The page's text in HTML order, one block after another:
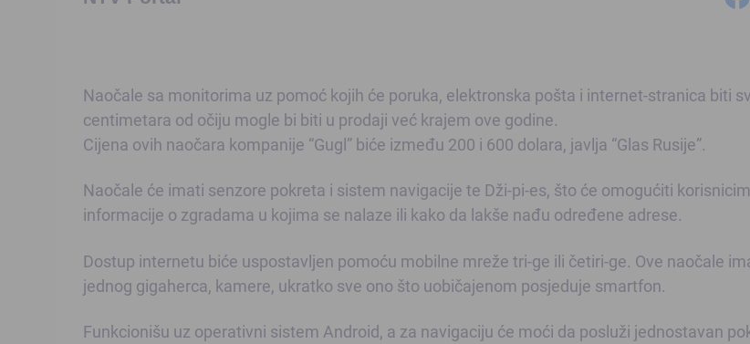
Naočale sa monitorima uz pomoć kojih će poruka, elektronska pošta i internet-stranica biti
centimetara od očiju mogle bi biti u prodaji već krajem ove godine.
Cijena ovih naočara kompanije “Gugl” biće između 200 i 600 dolara, javlja “Glas Rusije”.
Naočale će imati senzore pokreta i sistem navigacije te Dži-pi-es, što će omogućiti
informacije o zgradama u kojima se nalaze ili kako da lakše nađu određene adrese.
Dostup internetu biće uspostavljen pomoću mobilne mreže tri-ge ili četiri-ge. Ove naočale
jednog gigaherca, kamere, ukratko sve ono što uobičajenom posjeduje smartfon.
Funkcionišu uz operativni sistem Android, a za navigaciju će moći da posluži jednostavan